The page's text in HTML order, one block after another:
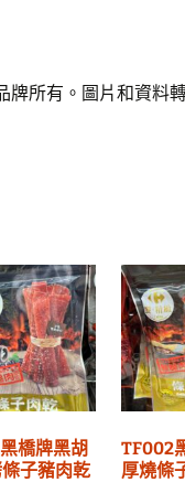
牌所有。圖片和資料
橋牌黑胡
子豬肉乾
TF002
厚燒條